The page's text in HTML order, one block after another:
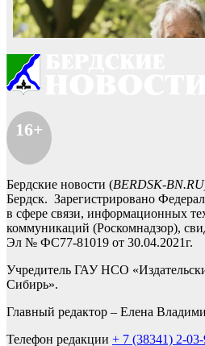
16+
Бердские новости (BERDSK-
Бердск. Зарегистрировано
в сфере связи, информационных
коммуникаций (Роскомнадзор),
Эл № ФС77-81019 от 30.04.2021г.
Учредитель ГАУ НСО
Сибирь».
Главный редактор – Елена
Телефон редакции + 7 (38341) 2-